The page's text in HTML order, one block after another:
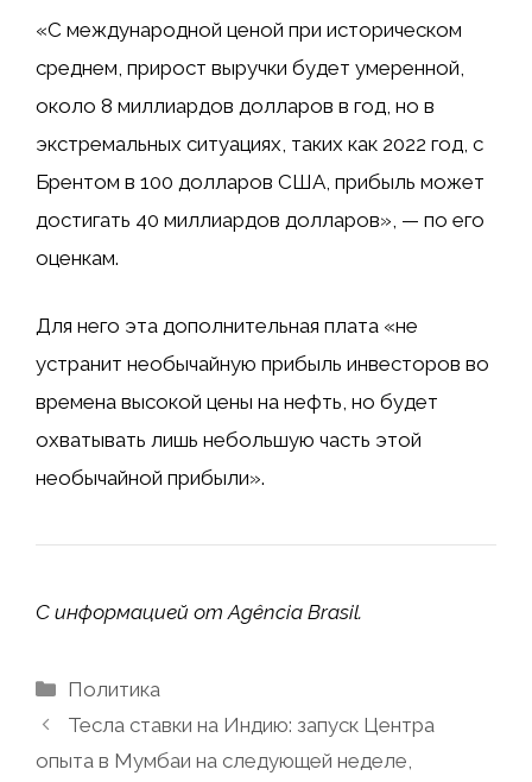
«С международной ценой при историческом
среднем, прирост выручки будет умеренной,
около 8 миллиардов долларов в год, но в
экстремальных ситуациях, таких как 2022 год, с
Брентом в 100 долларов США, прибыль может
достигать 40 миллиардов долларов», — по его
оценкам.
Для него эта дополнительная плата «не
устранит необычайную прибыль инвесторов во
времена высокой цены на нефть, но будет
охватывать лишь небольшую часть этой
необычайной прибыли».
С информацией от Agência Brasil.
Рубрики
Политика
Тесла ставки на Индию: запуск Центра
опыта в Мумбаи на следующей неделе,